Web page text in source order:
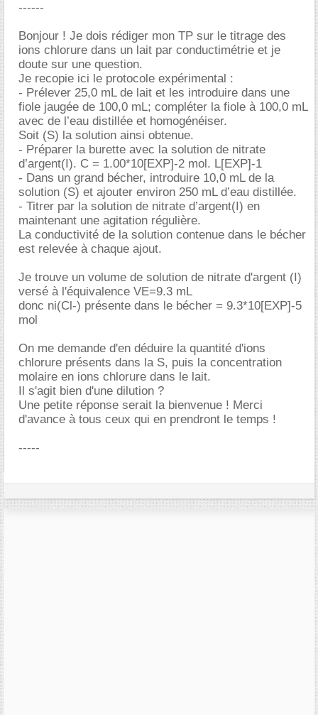
------
Bonjour ! Je dois rédiger mon TP sur le titrage des
ions chlorure dans un lait par conductimétrie et je
doute sur une question.
Je recopie ici le protocole expérimental :
- Prélever 25,0 mL de lait et les introduire dans une
fiole jaugée de 100,0 mL; compléter la fiole à 100,0 mL
avec de l’eau distillée et homogénéiser.
Soit (S) la solution ainsi obtenue.
- Préparer la burette avec la solution de nitrate
d’argent(I). C = 1.00*10[EXP]-2 mol. L[EXP]-1
- Dans un grand bécher, introduire 10,0 mL de la
solution (S) et ajouter environ 250 mL d’eau distillée.
- Titrer par la solution de nitrate d’argent(I) en
maintenant une agitation régulière.
La conductivité de la solution contenue dans le bécher
est relevée à chaque ajout.
Je trouve un volume de solution de nitrate d'argent (I)
versé à l'équivalence VE=9.3 mL
donc ni(Cl-) présente dans le bécher = 9.3*10[EXP]-5
mol
On me demande d'en déduire la quantité d'ions
chlorure présents dans la S, puis la concentration
molaire en ions chlorure dans le lait.
Il s'agit bien d'une dilution ?
Une petite réponse serait la bienvenue ! Merci
d'avance à tous ceux qui en prendront le temps !
-----